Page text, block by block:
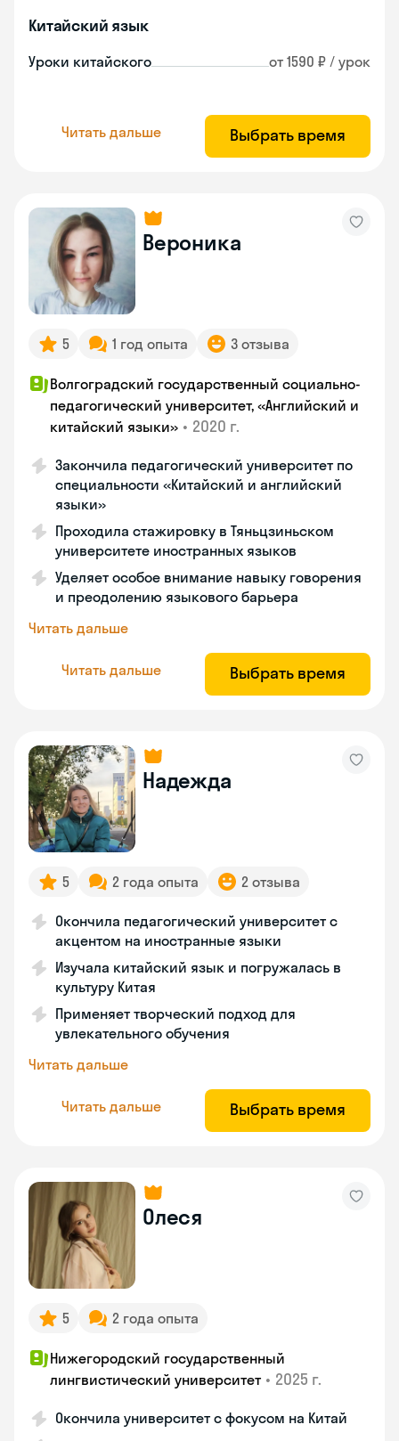
Китайский язык
Уроки китайского от 1590 ₽ / урок
Читать дальше Выбрать время
Вероника
5 1 год опыта 3 отзыва
Волгоградский государственный социально-
педагогический университет, «Английский и
китайский языки» • 2020 г.
Закончила педагогический университет по
специальности «Китайский и английский
языки»
Проходила стажировку в Тяньцзиньском
университете иностранных языков
Уделяет особое внимание навыку говорения
и преодолению языкового барьера
Читать дальше
Читать дальше Выбрать время
Надежда
5 2 года опыта 2 отзыва
Окончила педагогический университет с
акцентом на иностранные языки
Изучала китайский язык и погружалась в
культуру Китая
Применяет творческий подход для
увлекательного обучения
Читать дальше
Читать дальше Выбрать время
Олеся
5 2 года опыта
Нижегородский государственный
лингвистический университет • 2025 г.
Окончила университет с фокусом на Китай